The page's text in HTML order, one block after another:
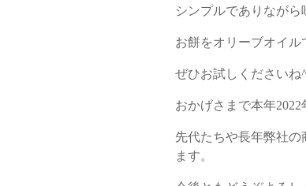
シンプルでありながら
お餅をオリーブオイル
ぜひお試しくださいね
おかげさまで本年2022
先代たちや長年弊社
ます。